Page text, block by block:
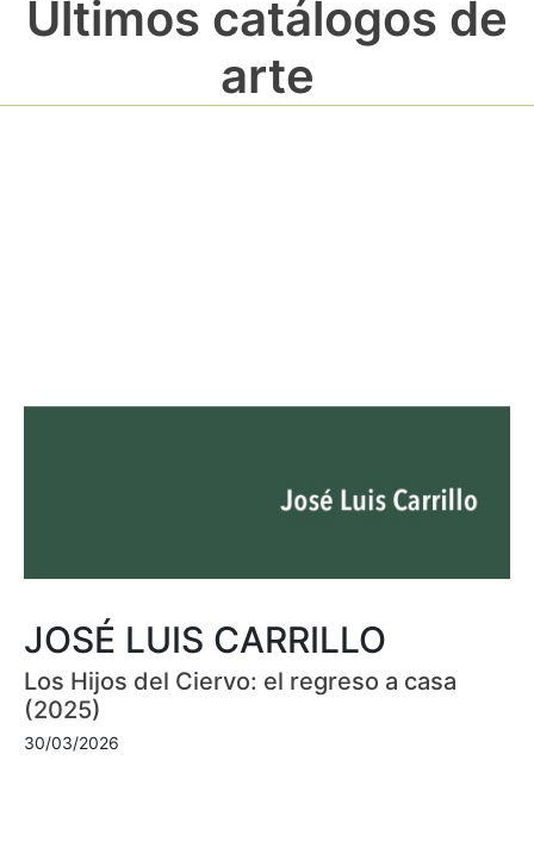
Últimos catálogos de
arte
JOSÉ LUIS CARRILLO
Los Hijos del Ciervo: el regreso a casa
(2025)
30/03/2026